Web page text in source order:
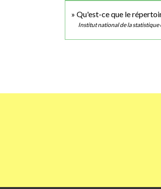
Qu'est-ce que le
Institut national de la statistique